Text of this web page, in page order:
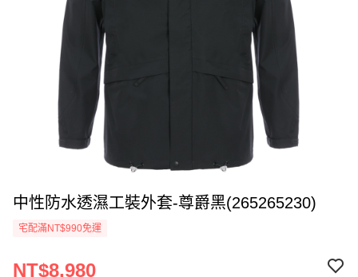
中性防水透濕工裝外套-尊爵黑(265265230)
宅配滿NT$990免運
NT$8,980